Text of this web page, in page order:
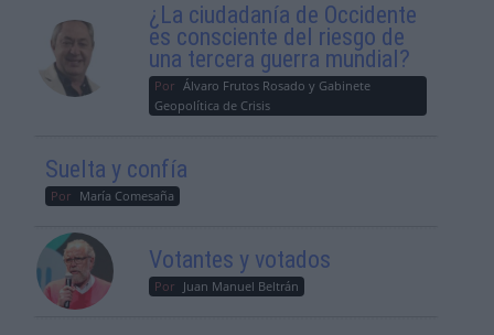
¿La ciudadanía de Occidente
es consciente del riesgo de
una tercera guerra mundial?
Por Álvaro Frutos Rosado y Gabinete
Geopolítica de Crisis
Suelta y confía
Por María Comesaña
Votantes y votados
Por Juan Manuel Beltrán